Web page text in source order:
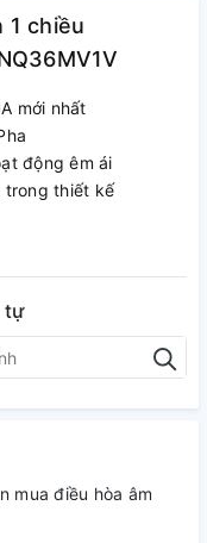
1 chiều
mới nhất
động êm ái
trong thiết kế
tự
mua điều hòa âm